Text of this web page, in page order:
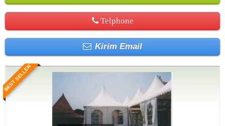
Telphone
Kirim Email
BEST SELLER